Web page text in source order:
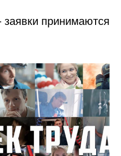
заявки принимаются